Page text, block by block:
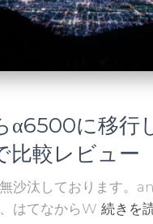
α6500に移行
比較レビュー
沙汰しております。
はてなからW 続きを